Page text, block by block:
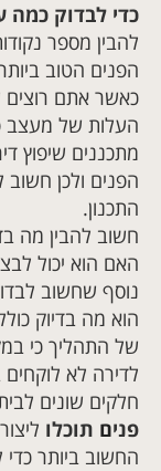
כדי לבדוק כמה
להבין מספר
הפנים הטוב
כאשר אתם רוצים
העלות של מעצב
מתכננים שיפוץ
הפנים ולכן
התכנון.
חשוב להבין מה
האם הוא יכול
נוסף שחשוב
הוא מה בדיוק
של התהליך כי
לדירה לא
חלקים שונים
פנים תוכלו
החשוב ביותר